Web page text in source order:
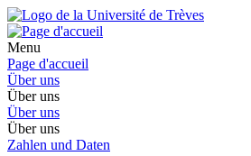
Menu
Page d'accueil
Über uns
Über uns
Über uns
Über uns
Zahlen und Daten